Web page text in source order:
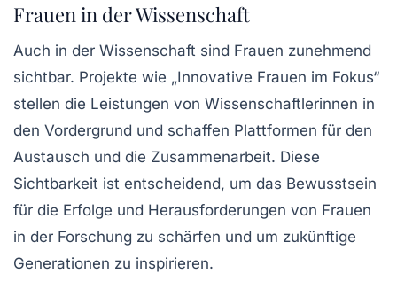
Frauen in der Wissenschaft
Auch in der Wissenschaft sind Frauen zunehmend
sichtbar. Projekte wie „Innovative Frauen im Fokus“
stellen die Leistungen von Wissenschaftlerinnen in
den Vordergrund und schaffen Plattformen für den
Austausch und die Zusammenarbeit. Diese
Sichtbarkeit ist entscheidend, um das Bewusstsein
für die Erfolge und Herausforderungen von Frauen
in der Forschung zu schärfen und um zukünftige
Generationen zu inspirieren.